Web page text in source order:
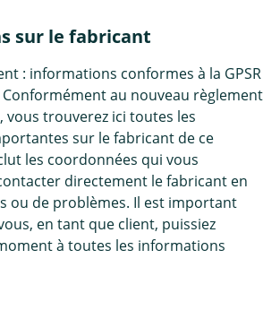
sur le fabricant
: informations conformes à la GPSR
au nouveau règlement
vous trouverez ici toutes les
sur le fabricant de ce
les coordonnées qui vous
directement le fabricant en
ou de problèmes. Il est important
en tant que client, puissiez
à toutes les informations